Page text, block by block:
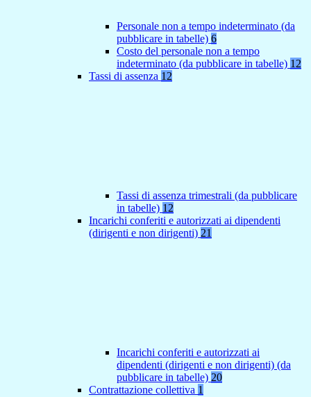
Personale non a tempo indeterminato (da
pubblicare in tabelle) 6
Costo del personale non a tempo
indeterminato (da pubblicare in tabelle) 12
Tassi di assenza 12
Tassi di assenza trimestrali (da pubblicare
in tabelle) 12
Incarichi conferiti e autorizzati ai dipendenti
(dirigenti e non dirigenti) 21
Incarichi conferiti e autorizzati ai
dipendenti (dirigenti e non dirigenti) (da
pubblicare in tabelle) 20
Contrattazione collettiva 1